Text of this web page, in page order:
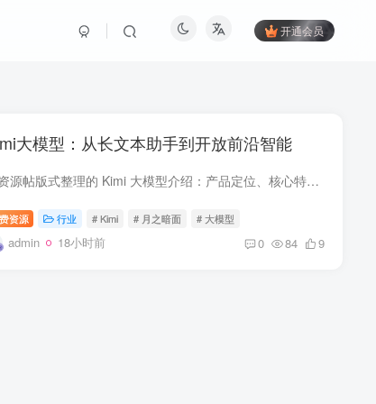
开通会员
大模型：从长文本助手到开放前沿智能
按资源帖版式整理的 Kimi 大模型介绍：产品定位、核心特性、Kimi K3 和适用场景。
资源 行业 # Kimi # 月之暗面 # 大模型
admin 18小时前 0 84 9